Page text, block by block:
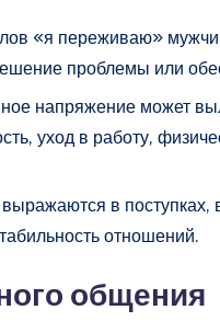
«я переживаю»
проблемы или
напряжение может
уход в работу,
в поступках,
отношений.
общения